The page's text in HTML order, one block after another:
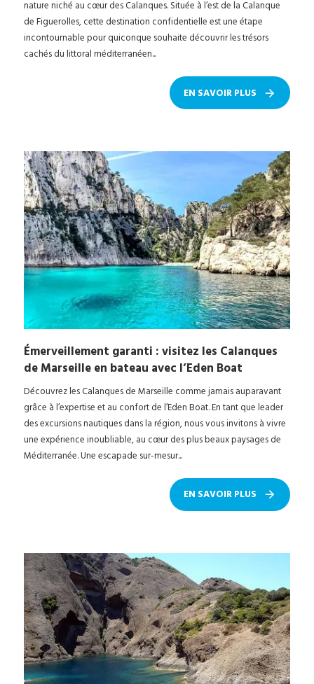
nature niché au cœur des Calanques. Située à l’est de la Calanque
de Figuerolles, cette destination confidentielle est une étape
incontournable pour quiconque souhaite découvrir les trésors
cachés du littoral méditerranéen...
EN SAVOIR PLUS
Émerveillement garanti : visitez les Calanques
de Marseille en bateau avec l’Eden Boat
Découvrez les Calanques de Marseille comme jamais auparavant
grâce à l’expertise et au confort de l’Eden Boat. En tant que leader
des excursions nautiques dans la région, nous vous invitons à vivre
une expérience inoubliable, au cœur des plus beaux paysages de
Méditerranée. Une escapade sur-mesur...
EN SAVOIR PLUS